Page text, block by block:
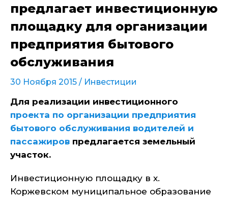
предлагает инвестиционную
площадку для организации
предприятия бытового
обслуживания
30 Ноября 2015 / Инвестиции
Для реализации инвестиционного
проекта по организации предприятия
бытового обслуживания водителей и
пассажиров предлагается земельный
участок.
Инвестиционную площадку в х.
Коржевском муниципальное образование